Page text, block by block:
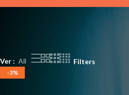
Ver All Filters
-3%